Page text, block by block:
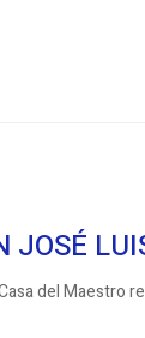
JOSÉ
del Maestro